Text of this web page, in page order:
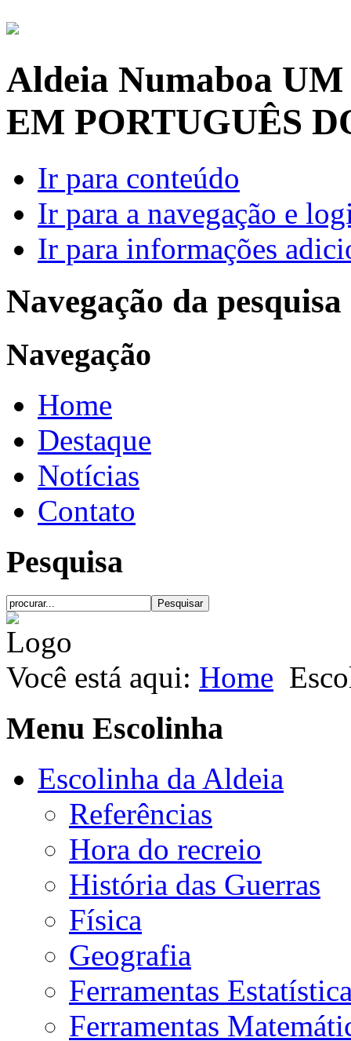
Aldeia Numaboa UM
EM PORTUGUÊS
Ir para conteúdo
Ir para a navegação e
Ir para informações
Navegação da pesquisa
Navegação
Home
Destaque
Notícias
Contato
Pesquisa
Você está aqui: Home
Menu Escolinha
Escolinha da Aldeia
Referências
Hora do recreio
História das Guerras
Física
Geografia
Ferramentas
Ferramentas